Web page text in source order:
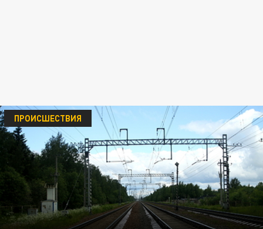
ПРОИСШЕСТВИЯ